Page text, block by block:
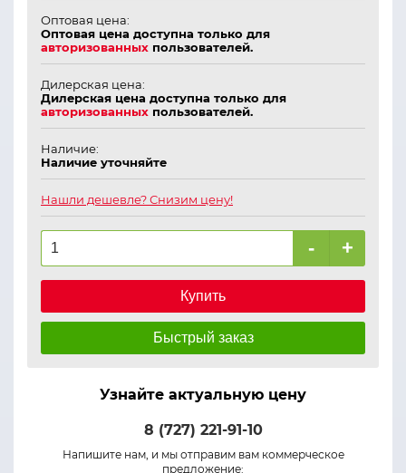
Оптовая цена:
Оптовая цена доступна только для
авторизованных пользователей.
Дилерская цена:
Дилерская цена доступна только для
авторизованных пользователей.
Наличие:
Наличие уточняйте
Нашли дешевле? Снизим цену!
- +
Купить
Быстрый заказ
Узнайте актуальную цену
8 (727) 221-91-10
Напишите нам, и мы отправим вам коммерческое
предложение: